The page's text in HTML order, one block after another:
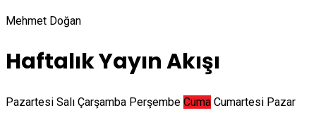
Mehmet Doğan
Haftalık Yayın Akışı
Pazartesi Salı Çarşamba Perşembe Cuma Cumartesi Pazar